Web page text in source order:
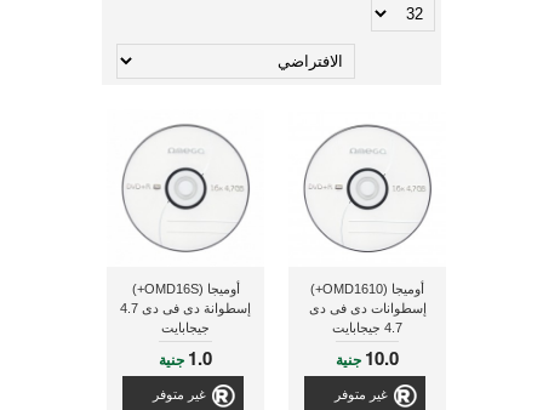
أوميجا (OMD1610+)
إسطوانات دى فى دى
4.7 جيجابايت
10.0 جنية
غير متوفر
أوميجا (OMD16S+)
إسطوانة دى فى دى 4.7
جيجابايت
1.0 جنية
غير متوفر